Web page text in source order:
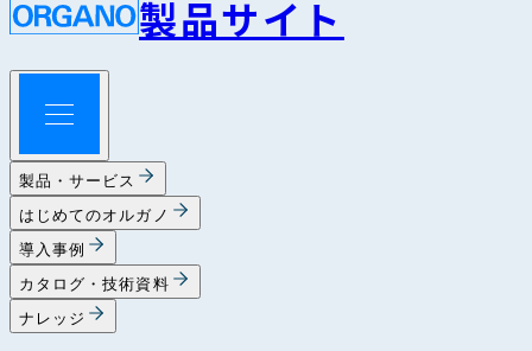
製品サイト
製品・サービス
はじめてのオルガノ
導入事例
カタログ・技術資料
ナレッジ